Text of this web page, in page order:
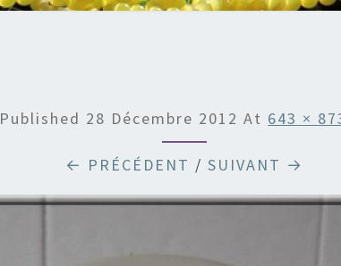
Published 28 Décembre 2012 At 643 ×
← PRÉCÉDENT / SUIVANT →